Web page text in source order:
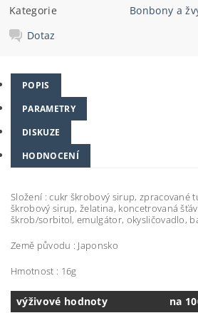
Kategorie
Bonbony a
Dotaz
POPIS
PARAMETRY
DISKUZE
HODNOCENÍ
Složení : cukr škrobový sirup, zpracované
škrobový sirup, želatina, koncetrovaná
škrob/sorbitol, emulgátor, okysličovadlo,
Země původu : Japonsko
Hmotnost : 16g
výživové hodnoty na